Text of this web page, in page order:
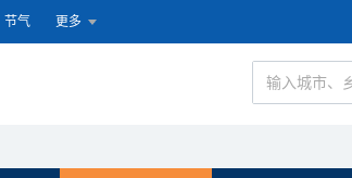
节气 更多